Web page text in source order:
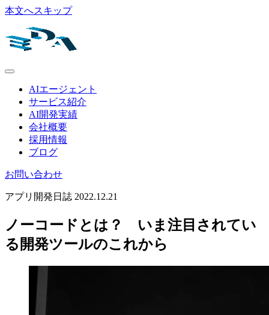
本文へスキップ
AIエージェント
サービス紹介
AI開発実績
会社概要
採用情報
ブログ
お問い合わせ
アプリ開発日誌 2022.12.21
ノーコードとは？ いま注目されてい
る開発ツールのこれから